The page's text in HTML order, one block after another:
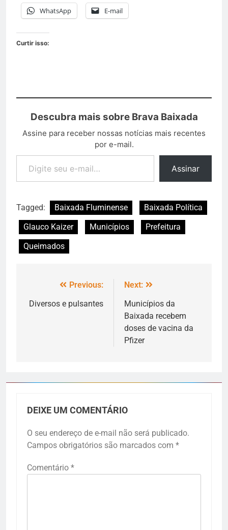
WhatsApp E-mail
Curtir isso:
Descubra mais sobre Brava Baixada
Assine para receber nossas notícias mais recentes
por e-mail.
Assinar
Tagged: Baixada Fluminense
Baixada Política
Glauco Kaizer
Municípios
Prefeitura
Queimados
Previous:
Diversos e pulsantes
Next:
Municípios da
Baixada recebem
doses de vacina da
Pfizer
DEIXE UM COMENTÁRIO
O seu endereço de e-mail não será publicado.
Campos obrigatórios são marcados com *
Comentário *